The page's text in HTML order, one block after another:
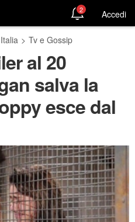
2 Accedi
> Tv e Gossip
al 20
salva la
esce dal